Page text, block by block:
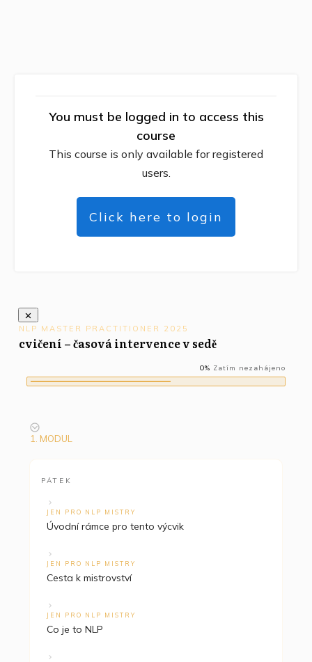
You must be logged in to access this
course
This course is only available for registered
users.
Click here to login
NLP MASTER PRACTITIONER 2025
cvičení – časová intervence v sedě
0% Zatím nezahájeno
1. MODUL
PÁTEK
JEN PRO NLP MISTRY
Úvodní rámce pro tento výcvik
JEN PRO NLP MISTRY
Cesta k mistrovství
JEN PRO NLP MISTRY
Co je to NLP